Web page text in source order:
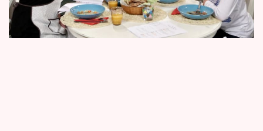
Sledujte prima+